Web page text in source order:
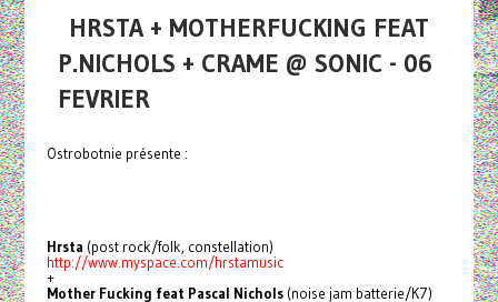
HRSTA + MOTHERFUCKING FEAT
P.NICHOLS + CRAME @ SONIC - 06
FEVRIER
Ostrobotnie présente :
Hrsta (post rock/folk, constellation)
http://www.myspace.com/hrstamusic
+
Mother Fucking feat Pascal Nichols(noise jam batterie/K7)